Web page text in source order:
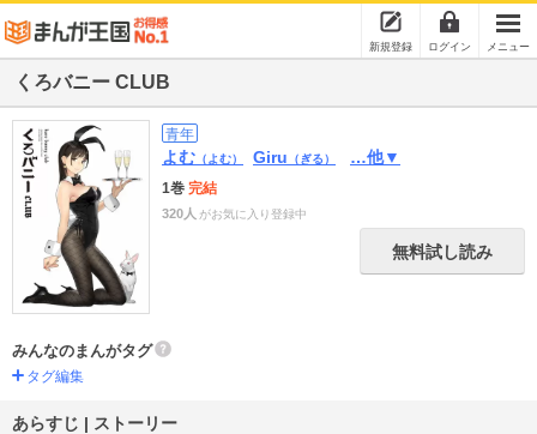
新規登録 ログイン メニュー
くろバニー CLUB
青年
よむ （よむ） Giru （ぎる） …他▼
1巻 完結
320人 がお気に入り登録中
無料試し読み
みんなのまんがタグ
タグ編集
あらすじ | ストーリー